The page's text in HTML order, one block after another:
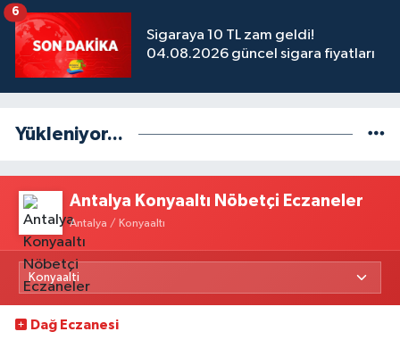
Sigaraya 10 TL zam geldi!
04.08.2026 güncel sigara fiyatları
6
Yükleniyor...
Antalya Konyaaltı Nöbetçi Eczaneler
Antalya / Konyaaltı
Dağ Eczanesi